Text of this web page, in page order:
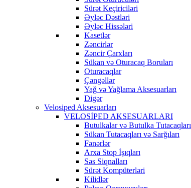
Sürət Keçiriciləri
Əyləc Dəstləri
Əyləc Hissələri
Kasetlər
Zəncirlər
Zəncir Çarxları
Sükan və Oturacaq Boruları
Oturacaqlar
Çəngəllər
Yağ və Yağlama Aksesuarları
Digər
Velosiped Aksesuarları
VELOSİPED AKSESUARLARI
Butulkalar və Butulka Tutacaqları
Sükan Tutacaqları və Sarğıları
Fənərlər
Arxa Stop İşıqları
Səs Siqnalları
Sürət Kompüterləri
Kilidlər